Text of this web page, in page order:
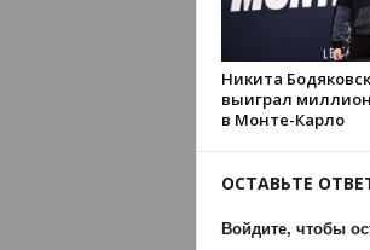
Никита
выиграл
в Монте-Карло
ОСТАВЬТЕ
Войдите, чтобы